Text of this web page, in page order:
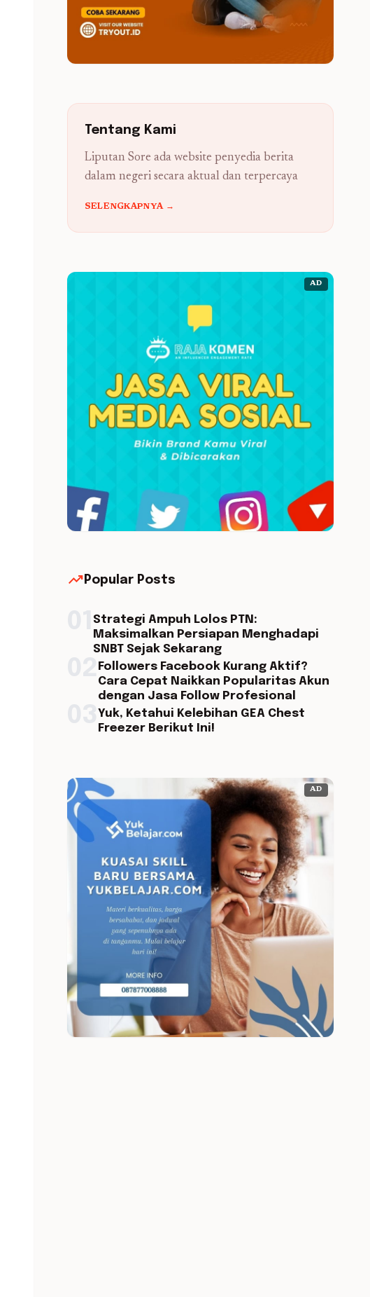
Tentang Kami
Liputan Sore ada website penyedia berita
dalam negeri secara aktual dan terpercaya
SELENGKAPNYA →
AD
trending_up Popular Posts
Strategi Ampuh Lolos PTN:
Maksimalkan Persiapan Menghadapi
SNBT Sejak Sekarang
Followers Facebook Kurang Aktif?
Cara Cepat Naikkan Popularitas Akun
dengan Jasa Follow Profesional
Yuk, Ketahui Kelebihan GEA Chest
Freezer Berikut Ini!
AD